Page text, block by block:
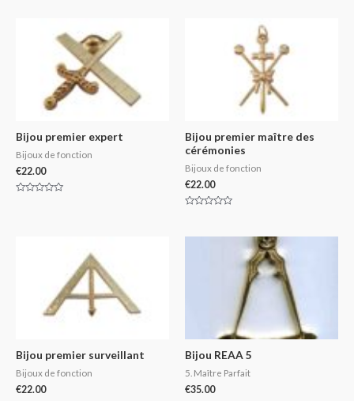
Bijou premier expert
Bijoux de fonction
€22.00
Bijou premier maître des
cérémonies
Bijoux de fonction
€22.00
Bijou premier surveillant
Bijoux de fonction
€22.00
Bijou REAA 5
5. Maître Parfait
€35.00